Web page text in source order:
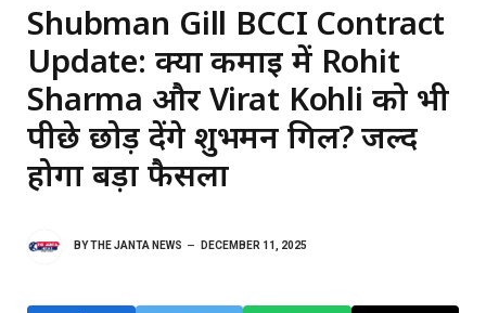
Shubman Gill BCCI Contract
Update: क्या कमाई में Rohit
Sharma और Virat Kohli को भी
पीछे छोड़ देंगे शुभमन गिल? जल्द
होगा बड़ा फैसला
BYTHE JANTA NEWS DECEMBER 11, 2025